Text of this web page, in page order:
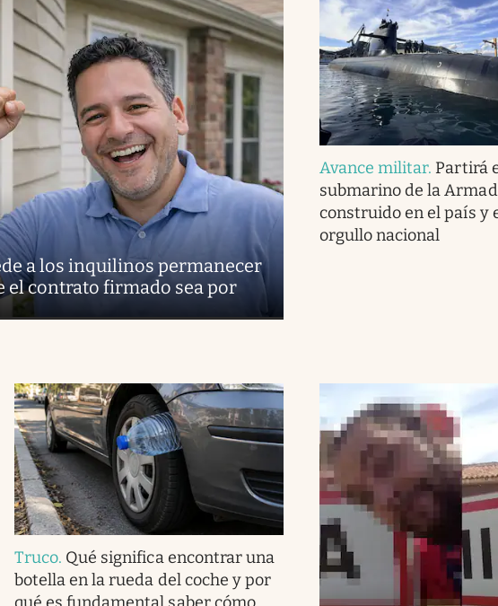
a los inquilinos permanecer
el contrato firmado sea por
Avance militar. Partirá
submarino de la
construido en el país y
orgullo nacional
Truco. Qué significa encontrar una
botella en la rueda del coche y por
qué es fundamental saber cómo